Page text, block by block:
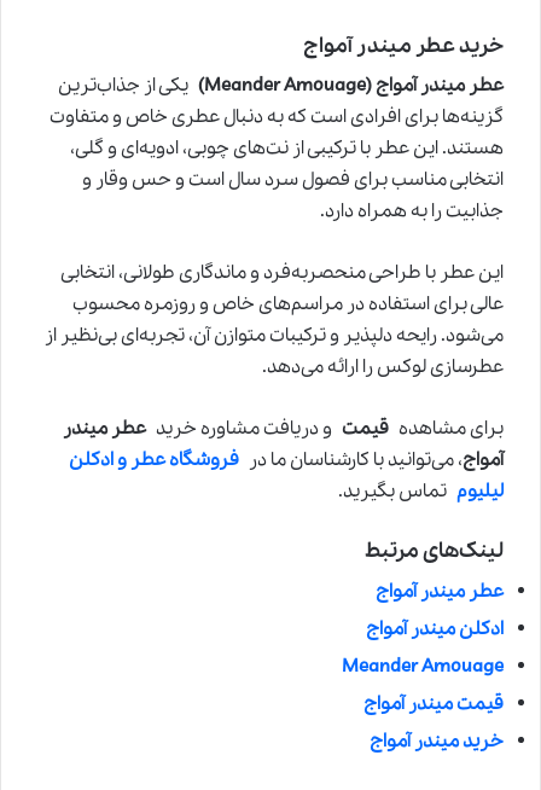
خرید عطر میندر آمواج
عطر میندر آمواج (Meander Amouage)
یکی از جذاب‌ترین
گزینه‌ها برای افرادی است که به دنبال عطری خاص و متفاوت
هستند. این عطر با ترکیبی از نت‌های چوبی، ادویه‌ای و گلی،
انتخابی مناسب برای فصول سرد سال است و حس وقار و
جذابیت را به همراه دارد.
این عطر با طراحی منحصربه‌فرد و ماندگاری طولانی، انتخابی
عالی برای استفاده در مراسم‌های خاص و روزمره محسوب
می‌شود. رایحه دلپذیر و ترکیبات متوازن آن، تجربه‌ای بی‌نظیر از
عطرسازی لوکس را ارائه می‌دهد.
برای مشاهده قیمت و دریافت مشاوره خریدعطر میندر
آمواج، می‌توانید با کارشناسان ما در فروشگاه عطر و ادکلن
لیلیوم تماس بگیرید.
لینک‌های مرتبط
عطر میندر آمواج
ادکلن میندر آمواج
Meander Amouage
قیمت میندر آمواج
خرید میندر آمواج